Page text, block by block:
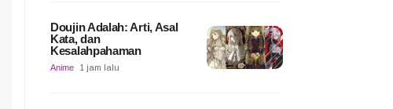
Doujin Adalah: Arti, Asal
Kata, dan
Kesalahpahaman
Anime 1 jam lalu